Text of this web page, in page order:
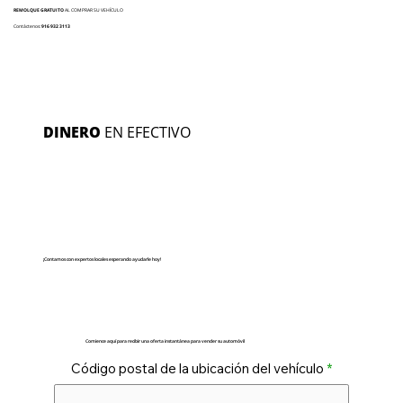
REMOLQUE GRATUITOAL COMPRAR SU VEHÍCULO
Contáctenos:916 932 3113
Comience aquí para recibir una oferta instantánea para vender su automóvil
Código postal de la ubicación del vehículo
DINERO EN EFECTIVO
¡Contamos con expertos locales esperando ayudarle hoy!